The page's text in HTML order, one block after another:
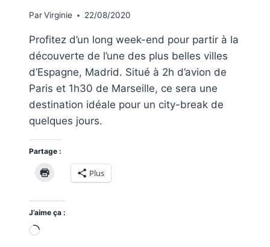
ParVirginie 22/08/2020
Profitez d’un long week-end pour partir à la
découverte de l’une des plus belles villes
d’Espagne, Madrid. Situé à 2h d’avion de
Paris et 1h30 de Marseille, ce sera une
destination idéale pour un city-break de
quelques jours.
Partage :
Plus
J’aime ça :
Chargement…